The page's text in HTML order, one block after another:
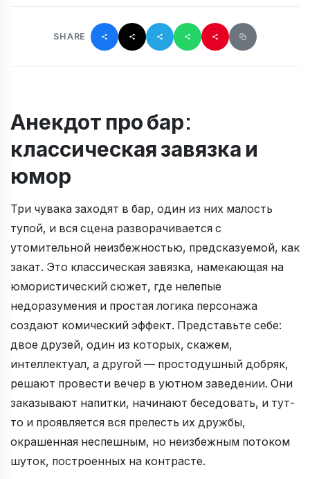
SHARE
Анекдот про бар:
классическая завязка и
юмор
Три чувака заходят в бар, один из них малость
тупой, и вся сцена разворачивается с
утомительной неизбежностью, предсказуемой, как
закат. Это классическая завязка, намекающая на
юмористический сюжет, где нелепые
недоразумения и простая логика персонажа
создают комический эффект. Представьте себе:
двое друзей, один из которых, скажем,
интеллектуал, а другой — простодушный добряк,
решают провести вечер в уютном заведении. Они
заказывают напитки, начинают беседовать, и тут-
то и проявляется вся прелесть их дружбы,
окрашенная неспешным, но неизбежным потоком
шуток, построенных на контрасте.